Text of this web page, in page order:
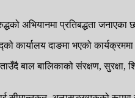
अभियानमा प्रतिबद्धता जनाएका
कार्यालय दाङमा भएको
बाल बालिकाको संरक्षण, सुरक्षा,